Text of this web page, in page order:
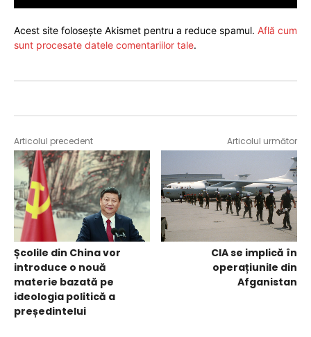
Acest site folosește Akismet pentru a reduce spamul. Află cum
sunt procesate datele comentariilor tale.
Articolul precedent
Școlile din China vor
introduce o nouă
materie bazată pe
ideologia politică a
președintelui
Articolul următor
CIA se implică în
operațiunile din
Afganistan